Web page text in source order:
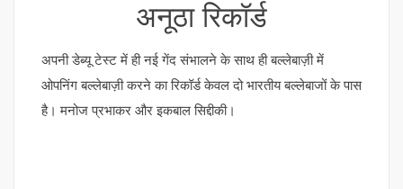
अनूठा रिकॉर्ड
अपनी डेब्यू टेस्ट में ही नई गेंद संभालने के साथ ही बल्लेबाज़ी में
ओपनिंग बल्लेबाज़ी करने का रिकॉर्ड केवल दो भारतीय बल्लेबाजों के पास
है। मनोज प्रभाकर और इकबाल सिद्दीकी।